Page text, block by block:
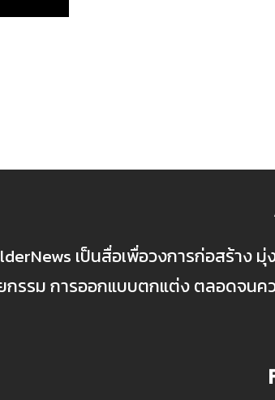
เป็นสื่อเพื่อวงการก่อสร้าง
รรม การออกแบบตกแต่ง ตลอดจนค